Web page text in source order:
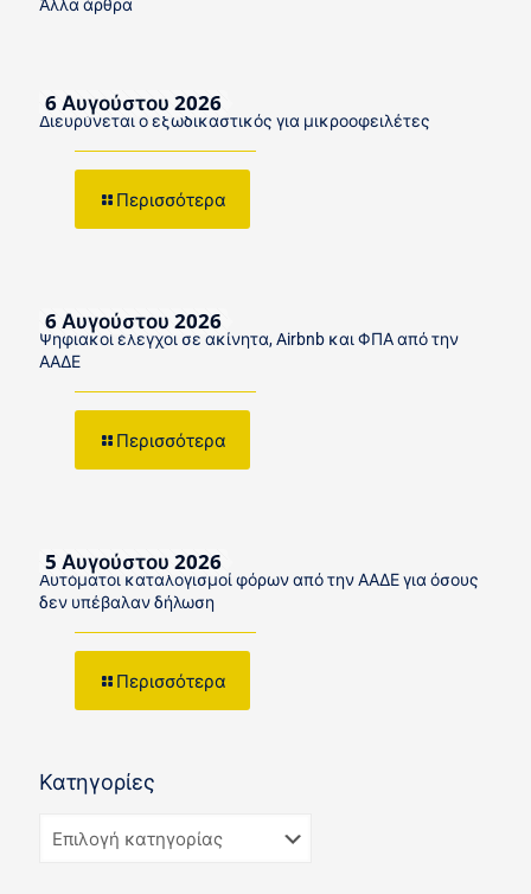
Άλλα άρθρα
6 Αυγούστου 2026
Διευρύνεται ο εξωδικαστικός για μικροοφειλέτες
Περισσότερα
6 Αυγούστου 2026
Ψηφιακοί έλεγχοι σε ακίνητα, Airbnb και ΦΠΑ από την
ΑΑΔΕ
Περισσότερα
5 Αυγούστου 2026
Αυτόματοι καταλογισμοί φόρων από την ΑΑΔΕ για όσους
δεν υπέβαλαν δήλωση
Περισσότερα
Κατηγορίες